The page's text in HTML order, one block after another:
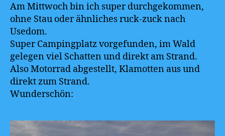
Am Mittwoch bin ich super durchgekommen,
ohne Stau oder ähnliches ruck-zuck nach
Usedom.
Super Campingplatz vorgefunden, im Wald
gelegen viel Schatten und direkt am Strand.
Also Motorrad abgestellt, Klamotten aus und
direkt zum Strand.
Wunderschön: